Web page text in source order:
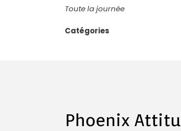
Toute la journée
Catégories
Phoenix